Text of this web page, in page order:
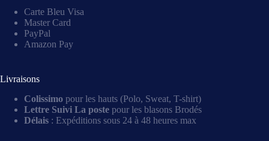
Carte Bleu Visa
Master Card
PayPal
Amazon Pay
Livraisons
Colissimo pour les hauts (Polo, Sweat, T-shirt)
Lettre Suivi La poste pour les blasons Brodés
Délais : Expéditions sous 24 à 48 heures max